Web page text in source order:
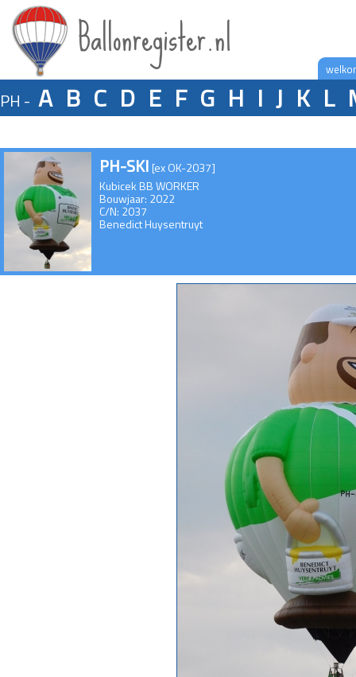
Ballonregister.nl
PH - A B C D E F G H I J K L
PH-SKI [ex OK-2037]
Kubicek BB WORKER
Bouwjaar: 2022
C/N: 2037
Benedict Huysentruyt